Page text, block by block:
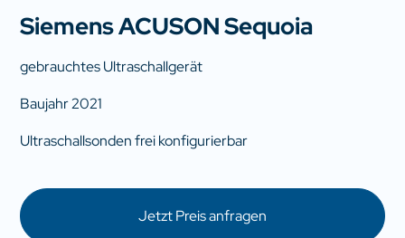
Siemens ACUSON Sequoia
gebrauchtes Ultraschallgerät
Baujahr 2021
Ultraschallsonden frei konfigurierbar
Jetzt Preis anfragen